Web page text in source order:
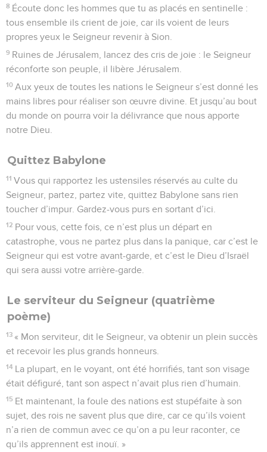
8 Écoute donc les hommes que tu as placés en sentinelle :
tous ensemble ils crient de joie, car ils voient de leurs
propres yeux le Seigneur revenir à Sion.
9 Ruines de Jérusalem, lancez des cris de joie : le Seigneur
réconforte son peuple, il libère Jérusalem.
10 Aux yeux de toutes les nations le Seigneur s’est donné les
mains libres pour réaliser son œuvre divine. Et jusqu’au bout
du monde on pourra voir la délivrance que nous apporte
notre Dieu.
Quittez Babylone
11 Vous qui rapportez les ustensiles réservés au culte du
Seigneur, partez, partez vite, quittez Babylone sans rien
toucher d’impur. Gardez-vous purs en sortant d’ici.
12 Pour vous, cette fois, ce n’est plus un départ en
catastrophe, vous ne partez plus dans la panique, car c’est le
Seigneur qui est votre avant-garde, et c’est le Dieu d’Israël
qui sera aussi votre arrière-garde.
Le serviteur du Seigneur (quatrième
poème)
13 « Mon serviteur, dit le Seigneur, va obtenir un plein succès
et recevoir les plus grands honneurs.
14 La plupart, en le voyant, ont été horrifiés, tant son visage
était défiguré, tant son aspect n’avait plus rien d’humain.
15 Et maintenant, la foule des nations est stupéfaite à son
sujet, des rois ne savent plus que dire, car ce qu’ils voient
n’a rien de commun avec ce qu’on a pu leur raconter, ce
qu’ils apprennent est inouï. »